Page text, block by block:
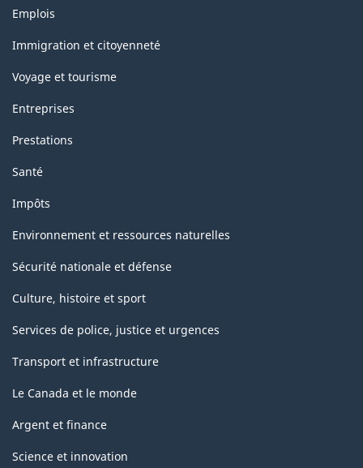
Thèmes
sujets
Emplois
Immigration et citoyenneté
Voyage et tourisme
Entreprises
Prestations
Santé
Impôts
Environnement et ressources naturelles
Sécurité nationale et défense
Culture, histoire et sport
Services de police, justice et urgences
Transport et infrastructure
Le Canada et le monde
Argent et finance
Science et innovation